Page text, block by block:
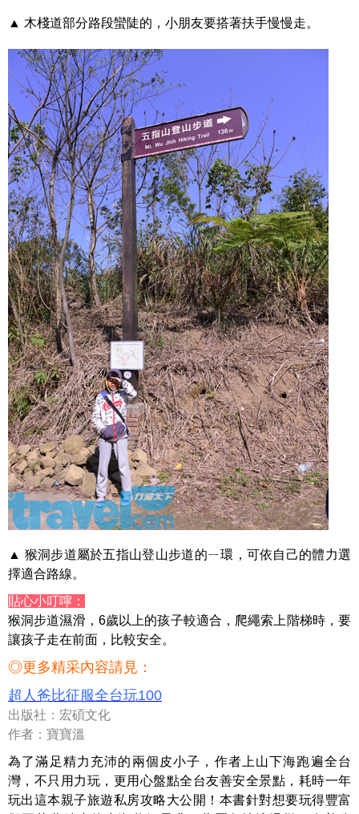
▲ 木棧道部分路段蠻陡的，小朋友要搭著扶手慢慢走。
▲ 猴洞步道屬於五指山登山步道的ㄧ環，可依自己的體力選
擇適合路線。
貼心小叮嚀：
猴洞步道濕滑，6歲以上的孩子較適合，爬繩索上階梯時，要
讓孩子走在前面，比較安全。
◎更多精采內容請見：
超人爸比征服全台玩100
出版社：宏碩文化
作者：寶寶溫
為了滿足精力充沛的兩個皮小子，作者上山下海跑遍全台
灣，不只用力玩，更用心盤點全台友善安全景點，耗時一年
玩出這本親子旅遊私房攻略大公開！本書針對想要玩得豐富